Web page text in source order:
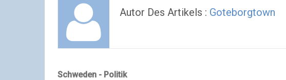
Autor Des Artikels : Goteborgtown
Schweden - Politik